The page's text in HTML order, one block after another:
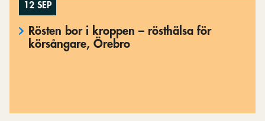
12 SEP
Rösten bor i kroppen – rösthälsa för
körsångare, Örebro